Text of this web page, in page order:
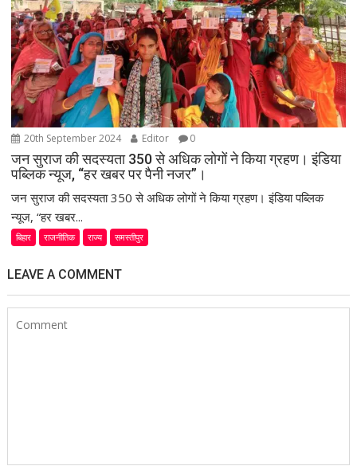
20th September 2024 Editor 0
जन सुराज की सदस्यता 350 से अधिक लोगों ने किया ग्रहण। इंडिया
पब्लिक न्यूज, “हर खबर पर पैनी नजर”।
जन सुराज की सदस्यता 350 से अधिक लोगों ने किया ग्रहण। इंडिया पब्लिक
न्यूज, “हर खबर...
बिहार राजनीतिक राज्य समस्तीपुर
LEAVE A COMMENT